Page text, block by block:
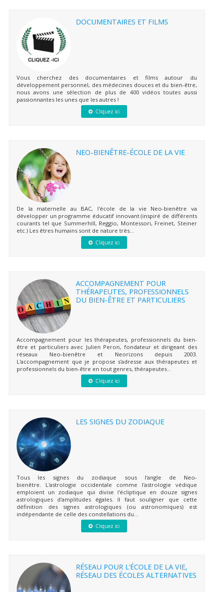
DOCUMENTAIRES ET FILMS
Vous cherchez des documentaires et films autour du
développement personnel, des médecines douces et du bien-être,
nous avons une sélection de plus de 400 vidéos toutes aussi
passionnantes les unes que les autres !
Cliquez ici
NEO-BIENÊTRE-ÉCOLE DE LA VIE
De la maternelle au BAC, l'école de la vie Neo-bienêtre va
développer un programme éducatif innovant (inspiré de différents
courants tel que Summerhill, Reggio, Montessori, Freinet, Steiner
etc.) Les êtres humains sont de nature très...
Cliquez ici
ACCOMPAGNEMENT POUR
THÉRAPEUTES, PROFESSIONNELS
DU BIEN-ÊTRE ET PARTICULIERS
Accompagnement pour les thérapeutes, professionnels du bien-
être et particuliers avec Julien Peron, fondateur et dirigeant des
réseaux Neo-bienêtre et Neorizons depuis 2003.
L'accompagnement que je propose s'adresse aux thérapeutes et
professionnels du bien-être en tout genres, thérapeutes...
Cliquez ici
LES SIGNES DU ZODIAQUE
Tous les signes du zodiaque sous l'angle de Neo-
bienêtre. L'astrologie occidentale comme l'astrologie védique
emploient un zodiaque qui divise l'écliptique en douze signes
astrologiques d'amplitudes égales. Il faut souligner que cette
définition des signes astrologiques (ou astronomiques) est
indépendante de celle des constellations du...
Cliquez ici
RÉSEAU POUR L’ÉCOLE DE LA VIE,
RÉSEAU DES ÉCOLES ALTERNATIVES